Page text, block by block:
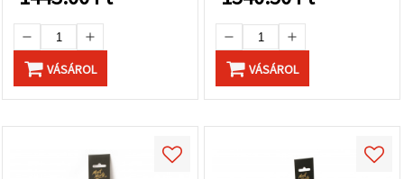
VÁSÁROL VÁSÁROL